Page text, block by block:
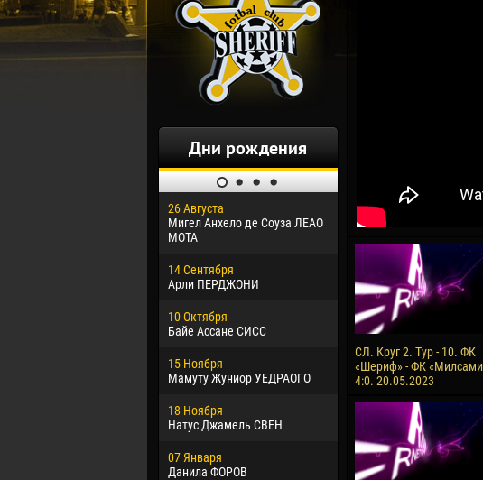
Дни рождения
26 Августа
Мигел Анхело де Соуза ЛЕАО
МОТА
14 Сентября
Арли ПЕРДЖОНИ
10 Октября
Байе Ассане СИСС
15 Ноября
Мамуту Жуниор УЕДРАОГО
18 Ноября
Натус Джамель СВЕН
07 Января
Данила ФОРОВ
30 Января
Дорасо Морео КЛАС
24 Февраля
Владислав КОСТИН
02 Марта
Вячеслав КОЗМА
09 Марта
Эммануэль АФЕТСЕ
Хайдер Морено
22 Марта
Самба КОНЕ
СЛ. Круг 2. Тур - 10. ФК
«Шериф» - ФК
4:0. 20.05.2023